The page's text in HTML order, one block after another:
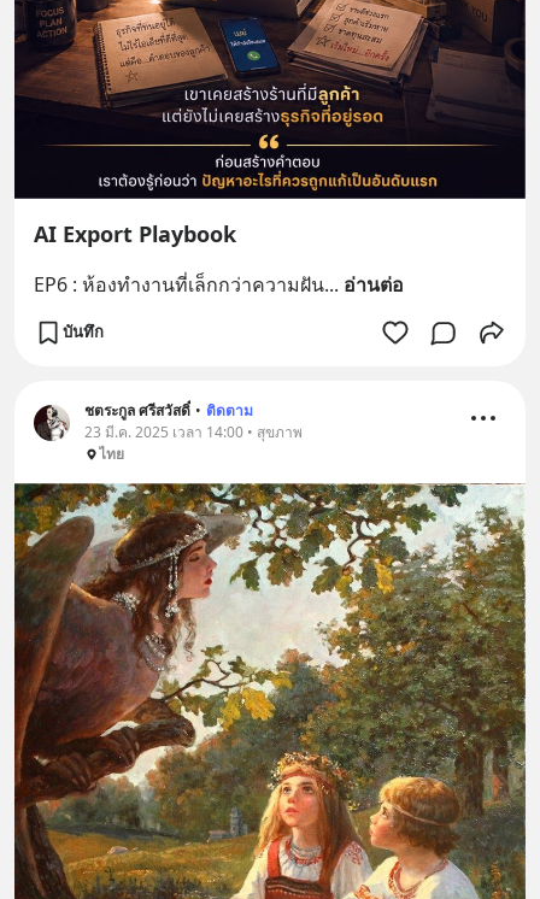
AI Export Playbook
EP6 : ห้องทำงานที่เล็กกว่าความฝัน... อ่านต่อ
บันทึก
ชตระกูล ศรีสวัสดิ์ • ติดตาม
23 มี.ค. 2025 เวลา 14:00 • สุขภาพ
ไทย